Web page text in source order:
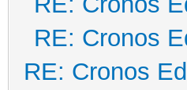
RE: Cronos
RE: Cronos